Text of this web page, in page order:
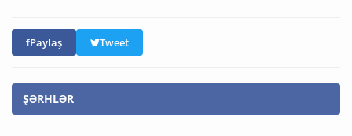
Paylaş Tweet
ŞƏRHLƏR